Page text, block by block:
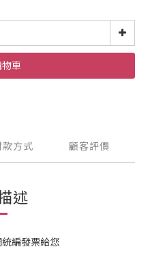
車
方式 顧客評價
述
編發票給您